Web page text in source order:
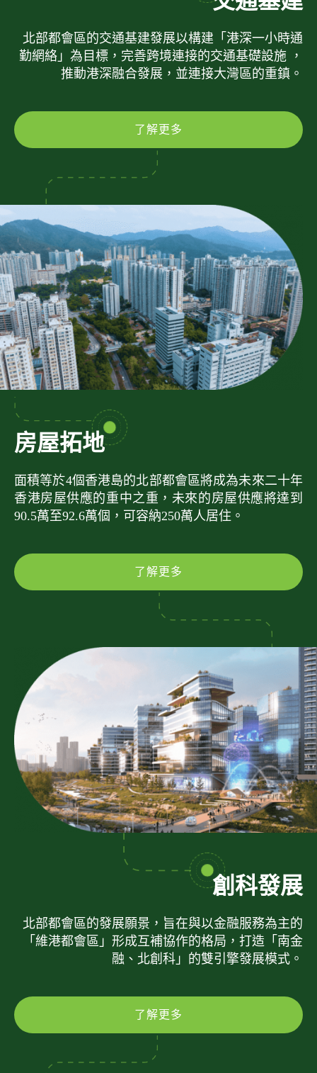
北部都會區的交通基建發展以構建「港深一小時通
勤網絡」為目標，完善跨境連接的交通基礎設施 ，
推動港深融合發展，並連接大灣區的重鎮。
了解更多
房屋拓地
面積等於4個香港島的北部都會區將成為未來二十年
香港房屋供應的重中之重，未來的房屋供應將達到
90.5萬至92.6萬個，可容納250萬人居住。
了解更多
創科發展
北部都會區的發展願景，旨在與以金融服務為主的
「維港都會區」形成互補協作的格局，打造「南金
融、北創科」的雙引擎發展模式。
了解更多